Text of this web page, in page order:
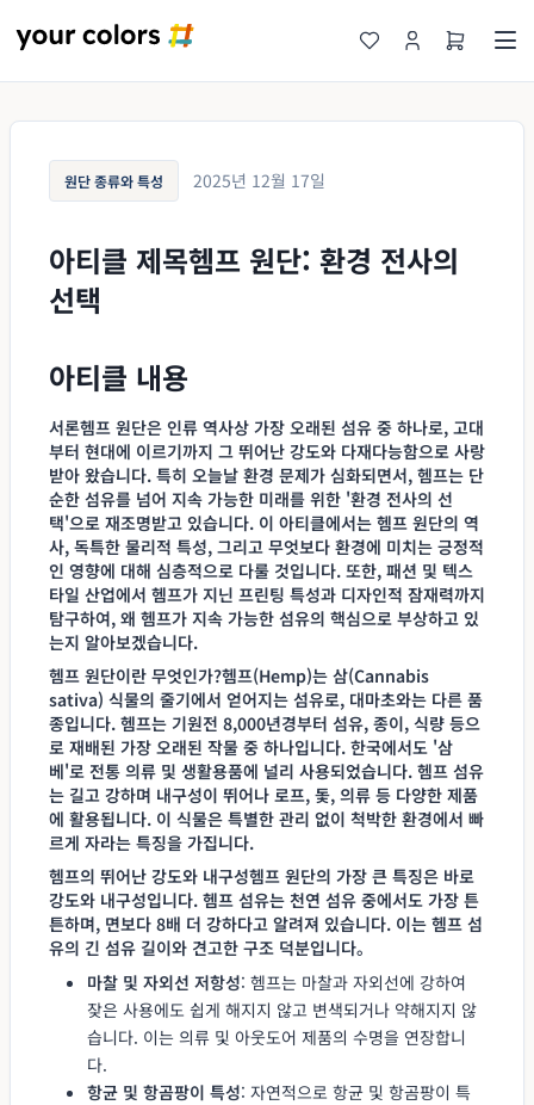
원단 종류와 특성 2025년 12월 17일
아티클 제목헴프 원단: 환경 전사의
선택
아티클 내용
서론헴프 원단은 인류 역사상 가장 오래된 섬유 중 하나로, 고대
부터 현대에 이르기까지 그 뛰어난 강도와 다재다능함으로 사랑
받아 왔습니다. 특히 오늘날 환경 문제가 심화되면서, 헴프는 단
순한 섬유를 넘어 지속 가능한 미래를 위한 '환경 전사의 선
택'으로 재조명받고 있습니다. 이 아티클에서는 헴프 원단의 역
사, 독특한 물리적 특성, 그리고 무엇보다 환경에 미치는 긍정적
인 영향에 대해 심층적으로 다룰 것입니다. 또한, 패션 및 텍스
타일 산업에서 헴프가 지닌 프린팅 특성과 디자인적 잠재력까지
탐구하여, 왜 헴프가 지속 가능한 섬유의 핵심으로 부상하고 있
는지 알아보겠습니다.
헴프 원단이란 무엇인가?헴프(Hemp)는 삼(Cannabis
sativa) 식물의 줄기에서 얻어지는 섬유로, 대마초와는 다른 품
종입니다. 헴프는 기원전 8,000년경부터 섬유, 종이, 식량 등으
로 재배된 가장 오래된 작물 중 하나입니다. 한국에서도 '삼
베'로 전통 의류 및 생활용품에 널리 사용되었습니다. 헴프 섬유
는 길고 강하며 내구성이 뛰어나 로프, 돛, 의류 등 다양한 제품
에 활용됩니다. 이 식물은 특별한 관리 없이 척박한 환경에서 빠
르게 자라는 특징을 가집니다.
헴프의 뛰어난 강도와 내구성헴프 원단의 가장 큰 특징은 바로
강도와 내구성입니다. 헴프 섬유는 천연 섬유 중에서도 가장 튼
튼하며, 면보다 8배 더 강하다고 알려져 있습니다. 이는 헴프 섬
유의 긴 섬유 길이와 견고한 구조 덕분입니다。
마찰 및 자외선 저항성: 헴프는 마찰과 자외선에 강하여
잦은 사용에도 쉽게 해지지 않고 변색되거나 약해지지 않
습니다. 이는 의류 및 아웃도어 제품의 수명을 연장합니
다.
항균 및 항곰팡이 특성: 자연적으로 항균 및 항곰팡이 특